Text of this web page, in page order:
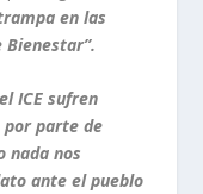
en las
Bienestar”.
ICE sufren
por parte de
nada nos
ante el pueblo